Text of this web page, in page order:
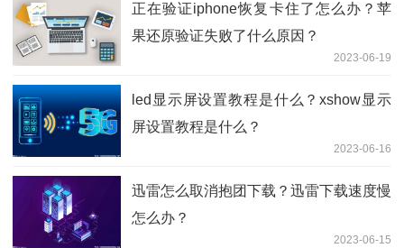
正在验证iphone恢复卡住了怎么办？苹
果还原验证失败了什么原因？
2023-06-19
led显示屏设置教程是什么？xshow显示
屏设置教程是什么？
2023-06-16
迅雷怎么取消抱团下载？迅雷下载速度慢
怎么办？
2023-06-15